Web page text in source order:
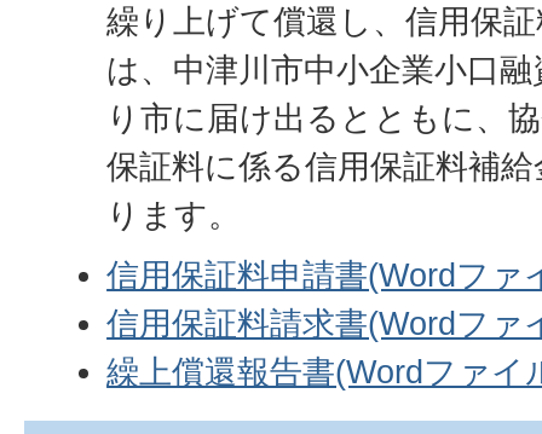
繰り上げて償還し、信用保
は、中津川市中小企業小口
り市に届け出るとともに、
保証料に係る信用保証料補
ります。
信用保証料申請書(Wordファ
信用保証料請求書(Wordファ
繰上償還報告書(Wordファイ